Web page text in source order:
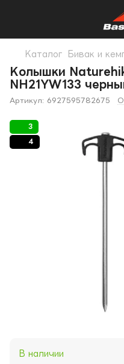
Каталог Бивак и
Колышки
NH21YW133
Артикул: 6927595782675
3
4
В наличии